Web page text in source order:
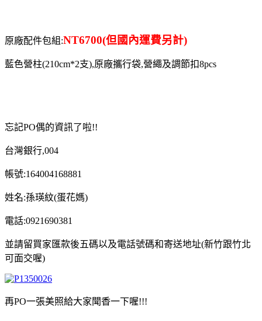
原廠配件包組:NT6700(但國內運費另計)
藍色營柱(210cm*2支),原廠攜行袋,營繩及調節扣8pcs
忘記PO偶的資訊了啦!!
台灣銀行,004
帳號:164004168881
姓名:孫瑛紋(蛋花媽)
電話:0921690381
並請留買家匯款後五碼以及電話號碼和寄送地址(新竹跟竹北
可面交喔)
再PO一張美照給大家聞香一下喔!!!